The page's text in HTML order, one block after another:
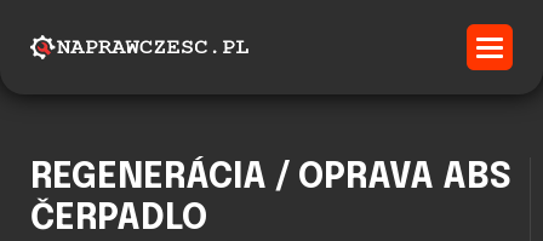
REGENERÁCIA / OPRAVA ABS
ČERPADLO